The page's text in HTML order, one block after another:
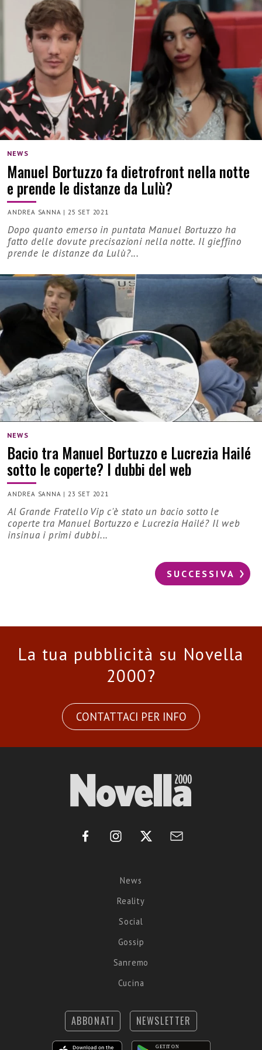
NEWS
Manuel Bortuzzo fa dietrofront nella notte
e prende le distanze da Lulù?
ANDREA SANNA |25 SET 2021
Dopo quanto emerso in puntata Manuel Bortuzzo ha
fatto delle dovute precisazioni nella notte. Il gieffino
prende le distanze da Lulù?...
NEWS
Bacio tra Manuel Bortuzzo e Lucrezia Hailé
sotto le coperte? I dubbi del web
ANDREA SANNA |23 SET 2021
Al Grande Fratello Vip c'è stato un bacio sotto le
coperte tra Manuel Bortuzzo e Lucrezia Hailé? Il web
insinua i primi dubbi...
SUCCESSIVA
La tua pubblicità su Novella
2000?
CONTATTACI PER INFO
News
Reality
Social
Gossip
Sanremo
Cucina
ABBONATI NEWSLETTER